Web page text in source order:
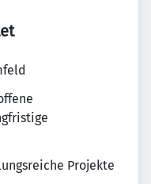
Projekte